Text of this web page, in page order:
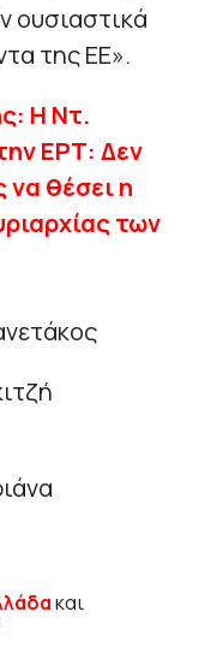
ουσιαστικά
της ΕΕ».
Η Ντ.
ΕΡΤ: Δεν
να θέσει η
των
και